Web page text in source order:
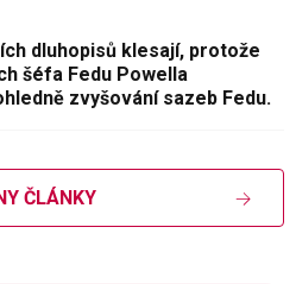
dluhopisů klesají, protože
šéfa Fedu Powella
zvyšování sazeb Fedu.
ČLÁNKY